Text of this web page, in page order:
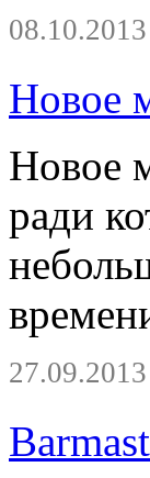
08.10.2013
Новое
Новое
ради
27.09.2013